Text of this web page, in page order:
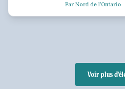
Par Nord de l'Ontario
Voir plus